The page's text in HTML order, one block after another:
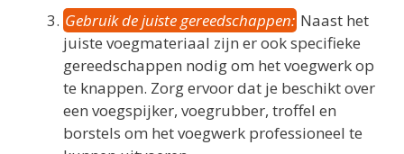
Gebruik de juiste gereedschappen: Naast het
juiste voegmateriaal zijn er ook specifieke
gereedschappen nodig om het voegwerk op
te knappen. Zorg ervoor dat je beschikt over
een voegspijker, voegrubber, troffel en
borstels om het voegwerk professioneel te